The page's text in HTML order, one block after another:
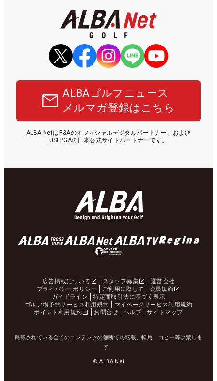
ALBAゴルフニュース
メルマガ登録はこちら
ALBA NetはR&Aのオフィシャルデジタルパートナー、および
USLPGAの日本公式サイトパートナーです。
広告掲載について スタッフ募集
運営会社
プライバシーポリシー
ご利用に際して
会員規約
ガイドライン
特定商取引法に基づく表示
ゴルフ場予約サービス利用規約
マイページサービス利用規約
ポイント利用規約
お問合せ ヘルプ サイトマップ
掲載されている全てのコンテンツの無断での転載、転用、コピー等は禁じま
す。
© ALBA Net